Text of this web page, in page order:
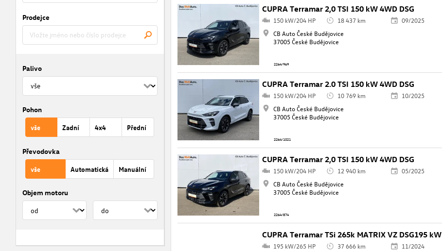
Prodejce
Palivo
Pohon
vše Zadní 4x4 Přední
Převodovka
vše Automatická Manuální
Objem motoru
CUPRA Terramar 2,0 TSI 150 kW 4WD DSG
150 kW/204 HP 18 437 km
09/2025
CB Auto České Budějovice
37005 České Budějovice
2264/969
CUPRA Terramar 2.0 TSI 150 kW 4WD DSG
150 kW/204 HP 10 769 km
10/2025
CB Auto České Budějovice
37005 České Budějovice
2264/1021
CUPRA Terramar 2,0 TSI 150 kW 4WD DSG
150 kW/204 HP 12 940 km
05/2025
CB Auto České Budějovice
37005 České Budějovice
2264/874
CUPRA Terramar TSi 265k MATRIX VZ DSG195 kW
195 kW/265 HP 37 666 km
11/2024